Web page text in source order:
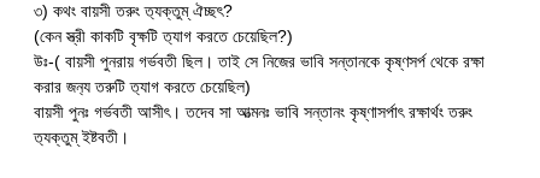
৩) কথং বায়সী তরুং ত‍্যক্তুম্ ঐচ্ছৎ?
(কেন স্ত্রী কাকটি বৃক্ষটি ত‍্যাগ করতে চেয়েছিল?)
উঃ-( বায়সী পুনরায় গর্ভবতী ছিল। তাই সে নিজের ভাবি সন্তানকে কৃষ্ণসর্প থেকে রক্ষা
করার জন‍্য তরুটি ত‍্যাগ করতে চেয়েছিল)
বায়সী পুনঃ গর্ভবতী আসীৎ। তদেব সা আত্মনঃ ভাবি সন্তানং কৃষ্ণাসর্পাৎ রক্ষার্থং তরুং
ত‍্যক্তুম্ ইষ্টবতী।